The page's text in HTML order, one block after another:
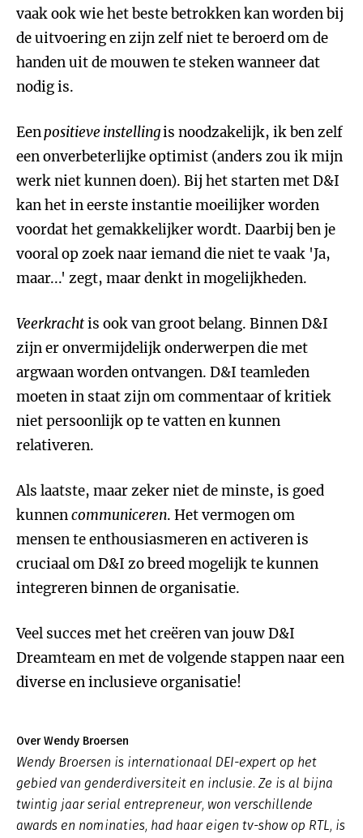
vaak ook wie het beste betrokken kan worden bij
de uitvoering en zijn zelf niet te beroerd om de
handen uit de mouwen te steken wanneer dat
nodig is.
Eenpositieve instellingis noodzakelijk, ik ben zelf
een onverbeterlijke optimist (anders zou ik mijn
werk niet kunnen doen). Bij het starten met D&I
kan het in eerste instantie moeilijker worden
voordat het gemakkelijker wordt. Daarbij ben je
vooral op zoek naar iemand die niet te vaak 'Ja,
maar...' zegt, maar denkt in mogelijkheden.
Veerkrachtis ook van groot belang. Binnen D&I
zijn er onvermijdelijk onderwerpen die met
argwaan worden ontvangen. D&I teamleden
moeten in staat zijn om commentaar of kritiek
niet persoonlijk op te vatten en kunnen
relativeren.
Als laatste, maar zeker niet de minste, is goed
kunnencommuniceren. Het vermogen om
mensen te enthousiasmeren en activeren is
cruciaal om D&I zo breed mogelijk te kunnen
integreren binnen de organisatie.
Veel succes met het creëren van jouw D&I
Dreamteam en met de volgende stappen naar een
diverse en inclusieve organisatie!
Over Wendy Broersen
Wendy Broersen is internationaal DEI-expert op het
gebied van genderdiversiteit en inclusie. Ze is al bijna
twintig jaar serial entrepreneur, won verschillende
awards en nominaties, had haar eigen tv-show op RTL, is